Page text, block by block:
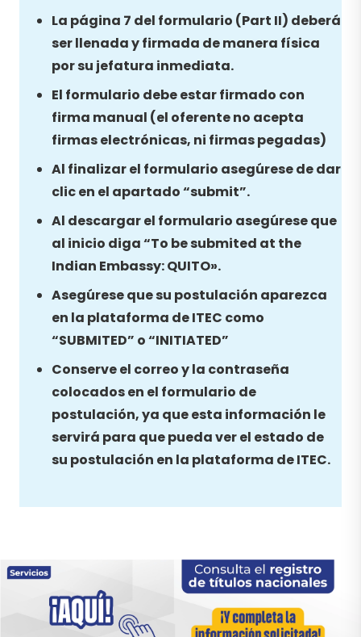
La página 7 del formulario (Part II) deberá
ser llenada y firmada de manera física
por su jefatura inmediata.
El formulario debe estar firmado con
firma manual (el oferente no acepta
firmas electrónicas, ni firmas pegadas)
Al finalizar el formulario asegúrese de dar
clic en el apartado “submit”.
Al descargar el formulario asegúrese que
al inicio diga “To be submited at the
Indian Embassy: QUITO».
Asegúrese que su postulación aparezca
en la plataforma de ITEC como
“SUBMITED” o “INITIATED”
Conserve el correo y la contraseña
colocados en el formulario de
postulación, ya que esta información le
servirá para que pueda ver el estado de
su postulación en la plataforma de ITEC.